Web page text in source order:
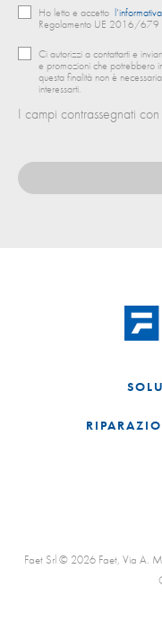
Ho letto e accetto l’informativa
Regolamento UE 2016/679
Ci autorizzi a contattarti e
e promozioni che potrebbero
questa finalità non è
interessarti.
I campi contrassegnati
Faet Srl © 2026 Faet, Via A.